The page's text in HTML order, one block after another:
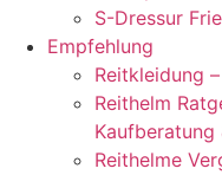
S-Dressur
Empfehlung
Reitkleidung
Reithelm
Kaufberatung
Reithelme